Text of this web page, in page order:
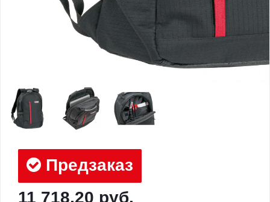
Предзаказ
11 718,20 руб.